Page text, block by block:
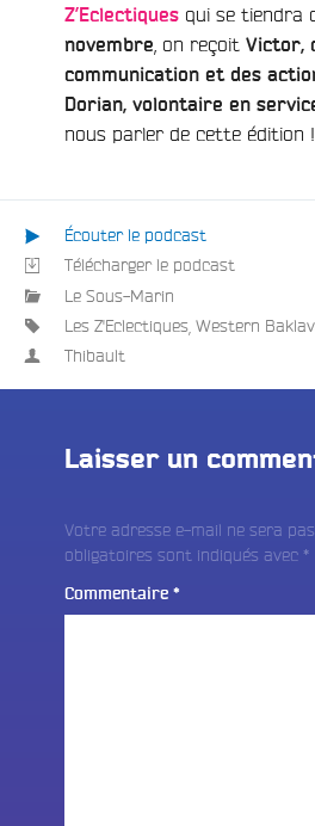
Z’Eclectiques qui se tiendra
novembre , on reçoit Victor,
communication et des
Dorian, volontaire en
nous parler de cette édition !
Écouter le podcast
Télécharger le podcast
Le Sous-Marin
Les Z'Eclectiques Western
Thibault
Laisser un
Votre adresse e-mail ne sera pas
obligatoires sont indiqués avec *
Commentaire *